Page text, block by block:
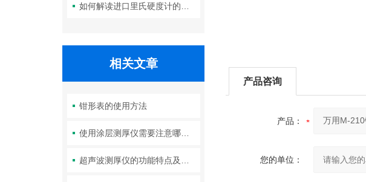
相关文章
钳形表的使用方法
使用涂层测厚仪需要注意哪些要点？
产品咨询
产品：
您的单位：